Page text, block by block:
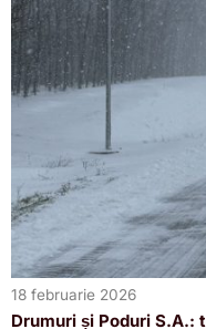
18 februarie 2026
Drumuri și Poduri S.A.: